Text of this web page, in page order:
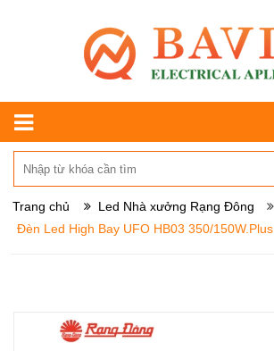
Trang chủ
Led Nhà xưởng Rạng Đông
Đèn Led High Bay UFO HB03 350/150W.Plus